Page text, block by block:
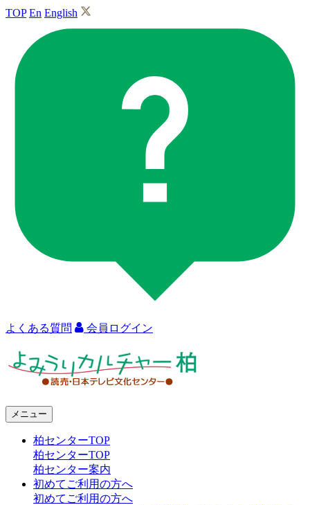
TOP En English
よくある質問 会員ログイン
メニュー
柏センターTOP
柏センターTOP
柏センター案内
初めてご利用の方へ
初めてご利用の方へ